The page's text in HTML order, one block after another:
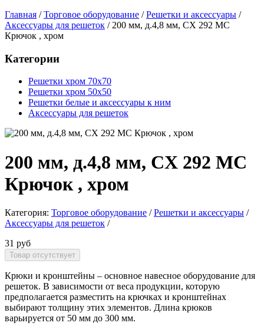
Главная / Торговое оборудование / Решетки и аксессуары /
Аксессуары для решеток / 200 мм, д.4,8 мм, CX 292 МС
Крючок , хром
Категории
Решетки хром 70х70
Решетки хром 50х50
Решетки белые и аксессуары к ним
Аксессуары для решеток
200 мм, д.4,8 мм, CX 292 МС
Крючок , хром
Категория: Торговое оборудование / Решетки и аксессуары /
Аксессуары для решеток /
31 руб
Крюки и кронштейны – основное навесное оборудование для
решеток. В зависимости от веса продукции, которую
предполагается разместить на крючках и кронштейнах
выбирают толщину этих элементов. Длина крюков
варьируется от 50 мм до 300 мм.